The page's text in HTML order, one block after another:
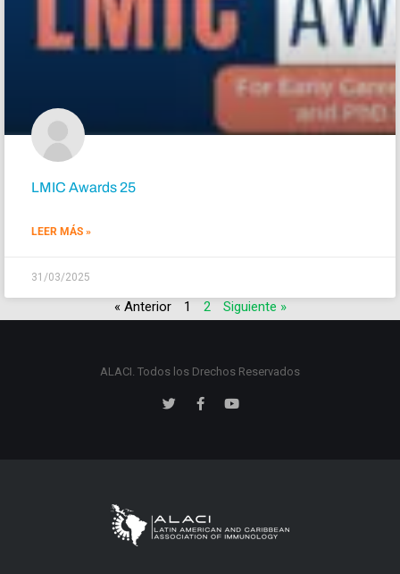
LMIC Awards 25
LEER MÁS »
31/03/2025
« Anterior 1 2 Siguiente »
ALACI. Todos los Drechos Reservados